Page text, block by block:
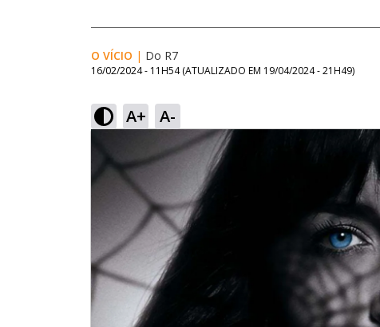
O VÍCIO | Do R7
16/02/2024 - 11H54 (ATUALIZADO EM 19/04/2024 - 21H49)
A+ A-